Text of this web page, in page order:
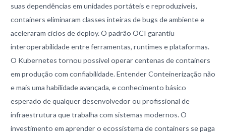
suas dependências em unidades portáteis e reproduzíveis,
containers eliminaram classes inteiras de bugs de ambiente e
aceleraram ciclos de deploy. O padrão OCI garantiu
interoperabilidade entre ferramentas, runtimes e plataformas.
O Kubernetes tornou possível operar centenas de containers
em produção com confiabilidade. Entender Conteinerização não
e mais uma habilidade avançada, e conhecimento básico
esperado de qualquer desenvolvedor ou profissional de
infraestrutura que trabalha com sistemas modernos. O
investimento em aprender o ecossistema de containers se paga